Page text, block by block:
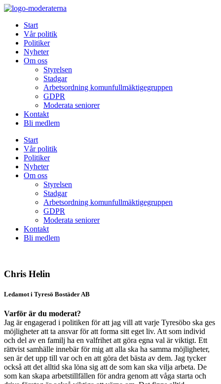
Hoppa
innehållStart
Vår politik
Politiker
Nyheter
Om oss
Styrelsen
Stadgar
Arbetsordning komunfullmäktigegruppen
GDPR
Moderata seniorer
Kontakt
Bli medlem
Start
Vår politik
Politiker
Nyheter
Om oss
Styrelsen
Stadgar
Arbetsordning komunfullmäktigegruppen
GDPR
Moderata seniorer
Kontakt
Bli medlem
Chris Helin
Ledamot i Tyresö Bostäder AB
Varför är du moderat?
Jag är engagerad i politiken för att jag vill att varje Tyresöbo ska ges
möjligheter att ta ansvar för att forma sitt eget liv. Att som individ
och del av en familj ha en valfrihet att göra egna val är viktigt. Ett
rättvist samhälle innebär för mig att alla ska ha samma möjligheter,
sen är det upp till var och en att göra det bästa av dem. Jag tycker
också att det alltid ska löna sig att de som kan ska vilja arbeta. De
som kan skapa arbetstillfällen för andra genom att våga starta och